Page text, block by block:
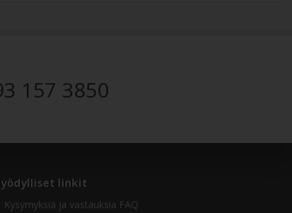
157 3850
linkit
Kysymyksiä ja vastauksia FAQ